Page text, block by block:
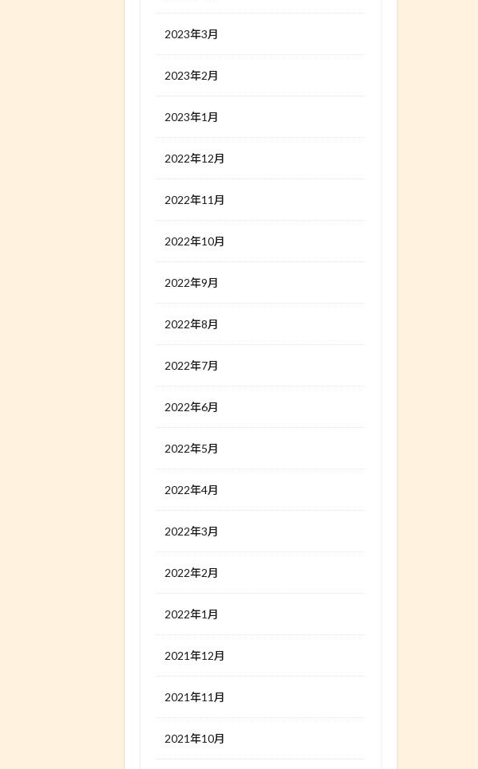
2023年3月
2023年2月
2023年1月
2022年12月
2022年11月
2022年10月
2022年9月
2022年8月
2022年7月
2022年6月
2022年5月
2022年4月
2022年3月
2022年2月
2022年1月
2021年12月
2021年11月
2021年10月